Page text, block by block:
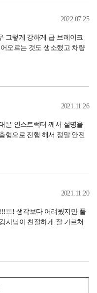
2022.07.25
그렇게 강하게 급 브레이크
오르는 것도 생소했고 차량
거운 경험이었습니다.
2021.11.26
은 인스트럭터 께서 설명을
형으로 진행 해서 정말 안전
기회가 되면 또 레벨 2를 이
뵙겠습니다!
2021.11.20
생각보다 어려웠지만 풀
사님이 친절하게 잘 가르쳐